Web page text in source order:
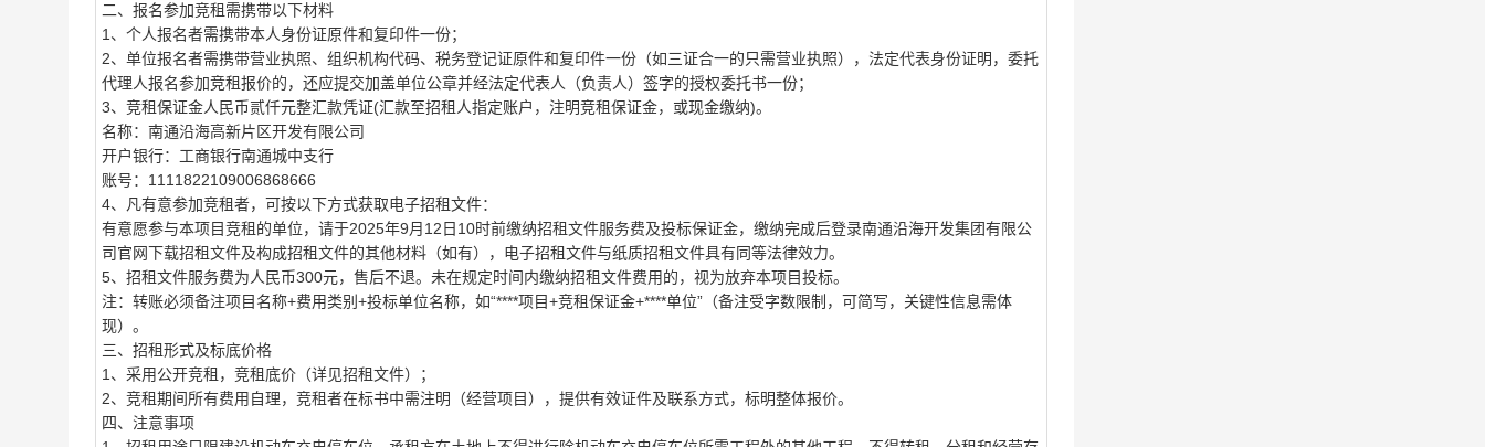
二、 报名参加竞租需携带以下材料
1、个人报名者需携带本人身份证原件和复印件一份；
2、单位报名者需携带营业执照、组织机构代码、税务登记证原件和复印件一份（如三证合一的只需营业执照），法定代表身份证明，委托
代理人报名参加竞租报价的，还应提交加盖单位公章并经法定代表人（负责人）签字的授权委托书一份；
3、竞租保证金人民币贰仟元整汇款凭证(汇款至招租人指定账户，注明竞租保证金，或现金缴纳)。
名称：南通沿海高新片区开发有限公司
开户银行：工商银行南通城中支行
账号：1111822109006868666
4、凡有意参加竞租者，可按以下方式获取电子招租文件：
有意愿参与本项目竞租的单位，请于2025年9月12日10时前缴纳招租文件服务费及投标保证金，缴纳完成后登录南通沿海开发集团有限公
司官网下载招租文件及构成招租文件的其他材料（如有），电子招租文件与纸质招租文件具有同等法律效力。
5、招租文件服务费为人民币300元，售后不退。未在规定时间内缴纳招租文件费用的，视为放弃本项目投标。
注：转账必须备注项目名称+费用类别+投标单位名称，如“****项目+竞租保证金+****单位”（备注受字数限制，可简写，关键性信息需体
现）。
三、 招租形式及标底价格
1、采用公开竞租，竞租底价（详见招租文件）；
2、竞租期间所有费用自理，竞租者在标书中需注明（经营项目），提供有效证件及联系方式，标明整体报价。
四、 注意事项